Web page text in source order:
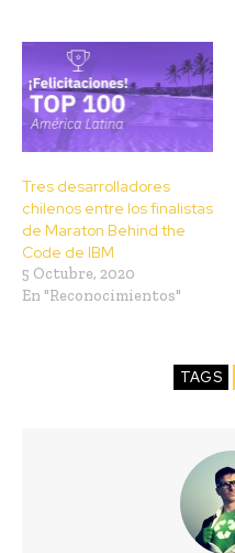
Tres desarrolladores
chilenos entre los finalistas
de Maraton Behind the
Code de IBM
5 Octubre, 2020
En "Reconocimientos"
TAGS